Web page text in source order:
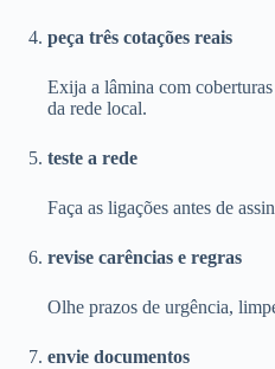
peça três cotações reais
Exija a lâmina com
da rede local.
teste a rede
Faça as ligações antes de
revise carências e regras
Olhe prazos de urgência,
envie documentos